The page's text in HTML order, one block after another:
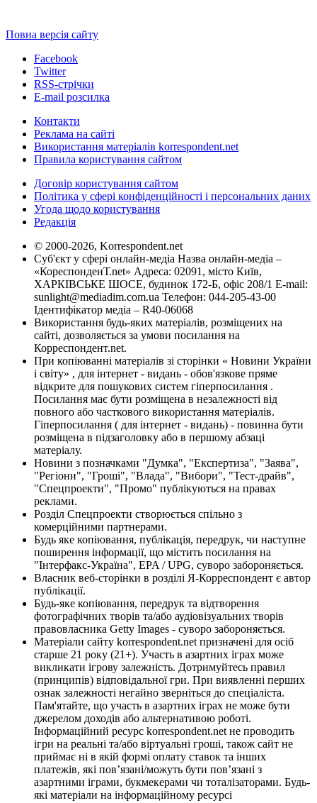
Повна версія сайту
Facebook
Twitter
RSS-стрічки
E-mail розсилка
Контакти
Реклама на сайті
Використання матеріалів korrespondent.net
Правила користування сайтом
Договір користування сайтом
Політика у сфері конфіденційності і персональних даних
Угода щодо користування
Редакція
© 2000-2026, Korrespondent.net
Суб'єкт у сфері онлайн-медіа Назва онлайн-медіа –
«КореспонденТ.net» Адреса: 02091, місто Київ,
ХАРКІВСЬКЕ ШОСЕ, будинок 172-Б, офіс 208/1 E-mail:
sunlight@mediadim.com.ua Телефон: 044-205-43-00
Ідентифікатор медіа – R40-06068
Використання будь-яких матеріалів, розміщених на
сайті, дозволяється за умови посилання на
Корреспондент.net.
При копіюванні матеріалів зі сторінки « Новини України
і світу» , для інтернет - видань - обов'язкове пряме
відкрите для пошукових систем гіперпосилання .
Посилання має бути розміщена в незалежності від
повного або часткового використання матеріалів.
Гіперпосилання ( для інтернет - видань) - повинна бути
розміщена в підзаголовку або в першому абзаці
матеріалу.
Новини з позначками "Думка", "Експертиза", "Заява",
"Регіони", "Гроші", "Влада", "Вибори", "Тест-драйв",
"Спецпроекти", "Промо" публікуються на правах
реклами.
Розділ Спецпроекти створюється спільно з
комерційними партнерами.
Будь яке копіювання, публікація, передрук, чи наступне
поширення інформації, що містить посилання на
"Інтерфакс-Україна", EPA / UPG, суворо забороняється.
Власник веб-сторінки в розділі Я-Корреспондент є автор
публікації.
Будь-яке копіювання, передрук та відтворення
фотографічних творів та/або аудіовізуальних творів
правовласника Getty Images - суворо забороняється.
Матеріали сайту korrespondent.net призначені для осіб
старше 21 року (21+). Участь в азартних іграх може
викликати ігрову залежність. Дотримуйтесь правил
(принципів) відповідальної гри. При виявленні перших
ознак залежності негайно зверніться до спеціаліста.
Пам'ятайте, що участь в азартних іграх не може бути
джерелом доходів або альтернативою роботі.
Інформаційний ресурс korrespondent.net не проводить
ігри на реальні та/або віртуальні гроші, також сайт не
приймає ні в якій формі оплату ставок та інших
платежів, які пов’язані/можуть бути пов’язані з
азартними іграми, букмекерами чи тоталізаторами. Будь-
які матеріали на інформаційному ресурсі